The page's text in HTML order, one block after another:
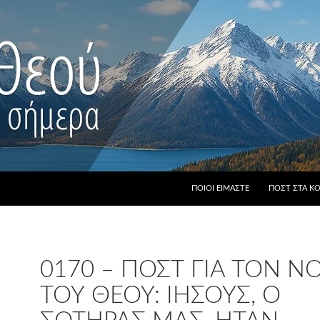
ΠΟΙΟΙ ΕΊΜΑΣΤΕ ΠΟΣΤ ΣΤΑ
0170 – ΠΟΣΤ ΓΙΑ ΤΟΝ
ΤΟΥ ΘΕΟΎ: ΙΗΣΟΎΣ, Ο